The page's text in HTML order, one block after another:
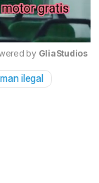
Mute
by GliaStudios
ilegal